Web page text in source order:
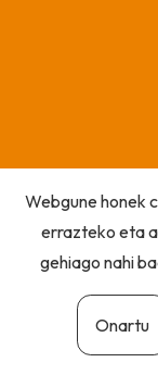
Webgune honek
errazteko eta
gehiago nahi
Onartu